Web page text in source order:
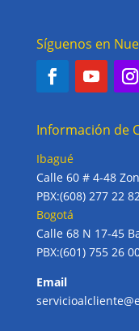
Síguenos en
Información de
Ibagué
Calle 60 # 4-48
PBX:(608) 277 22
Bogotá
Calle 68 N 17-45
PBX:(601) 755 26
Email